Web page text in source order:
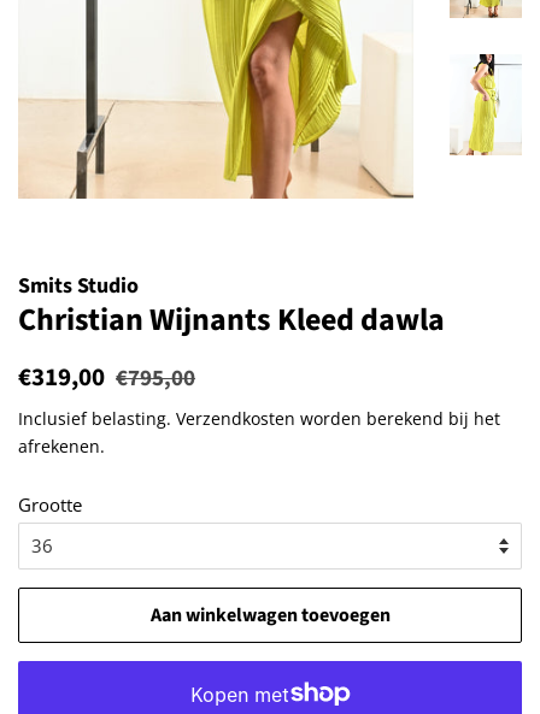
Smits Studio
Christian Wijnants Kleed dawla
Normale
€319,00 Aanbiedingsprijs
€795,00
Inclusief belasting. Verzendkosten worden berekend bij het
afrekenen.
Grootte
Aan winkelwagen toevoegen